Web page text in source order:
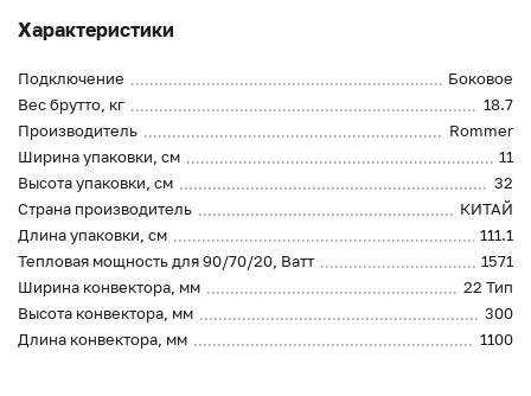
Характеристики
Подключение
Боковое
Вес брутто, кг
18.7
Производитель
Rommer
Ширина упаковки, см
11
Высота упаковки, см
32
Страна производитель
КИТАЙ
Длина упаковки, см
111.1
Тепловая мощность для 90/70/20, Ватт
1571
Ширина конвектора, мм
22 Тип
Высота конвектора, мм
300
Длина конвектора, мм
1100